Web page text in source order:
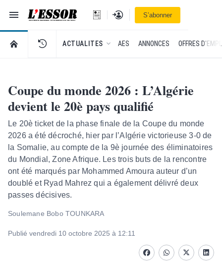
Navigation
L'Essor - retour à la une
Se connecterS’abonner
RETOUR À LA PAGE D’ACCUEIL DE L'ESSOR
ACTUALITES AES ANNONCES OFFRES
Coupe du monde 2026 : L’Algérie
devient le 20è pays qualifié
Le 20è ticket de la phase finale de la Coupe du monde
2026 a été décroché, hier par l’Algérie victorieuse 3-0 de
la Somalie, au compte de la 9è journée des éliminatoires
du Mondial, Zone Afrique. Les trois buts de la rencontre
ont été marqués par Mohammed Amoura auteur d’un
doublé et Ryad Mahrez qui a également délivré deux
passes décisives.
Soulemane Bobo TOUNKARA
Publié vendredi 10 octobre 2025 à 12:11
FacebookwhatsappTwitter